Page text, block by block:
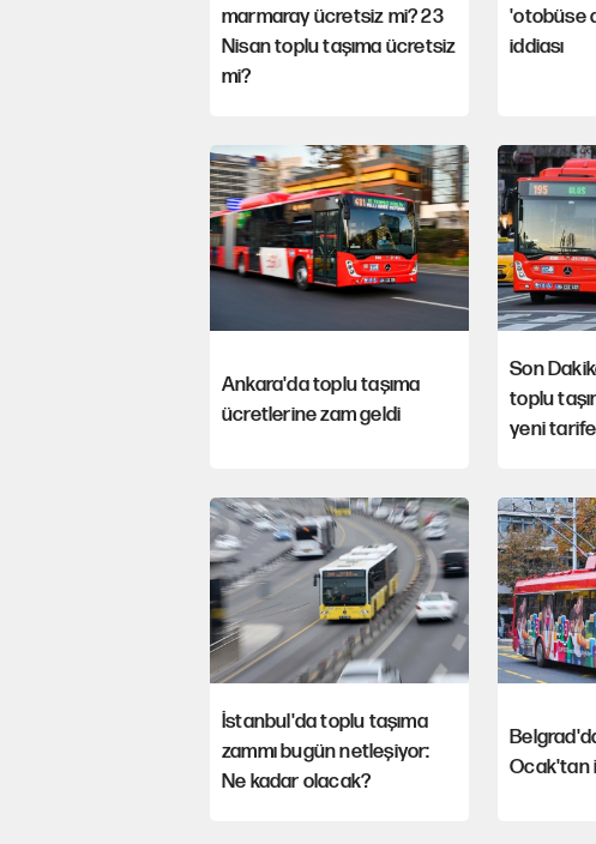
marmaray ücretsiz mi? 23
Nisan toplu taşıma ücretsiz
mi?
'otobüse
iddiası
Ankara'da toplu taşıma
ücretlerine zam geldi
Son
toplu
yeni
İstanbul'da toplu taşıma
zammı bugün netleşiyor:
Ne kadar olacak?
Ocak'tan